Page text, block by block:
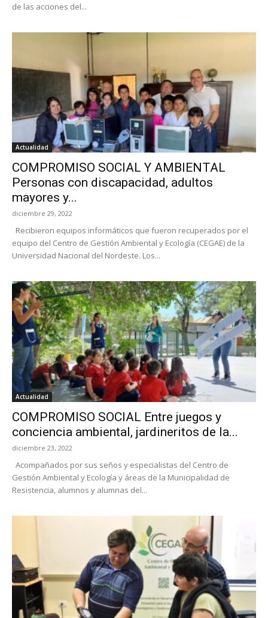
de las acciones del...
Actualidad
COMPROMISO SOCIAL Y AMBIENTAL
Personas con discapacidad, adultos
mayores y...
diciembre 29, 2022
Recibieron equipos informáticos que fueron recuperados por el
equipo del Centro de Gestión Ambiental y Ecología (CEGAE) de la
Universidad Nacional del Nordeste. Los...
Actualidad
COMPROMISO SOCIAL Entre juegos y
conciencia ambiental, jardineritos de la...
diciembre 23, 2022
Acompañados por sus seños y especialistas del Centro de
Gestión Ambiental y Ecología y áreas de la Municipalidad de
Resistencia, alumnos y alumnas del...